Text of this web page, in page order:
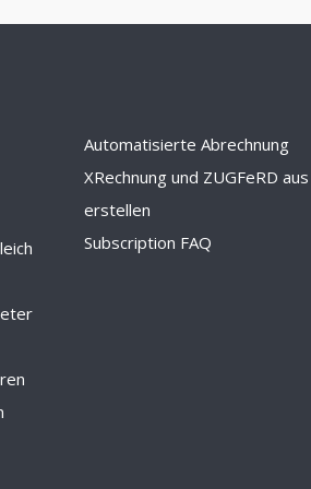
Automatisierte Abrechnung
XRechnung und ZUGFeRD
erstellen
Subscription FAQ